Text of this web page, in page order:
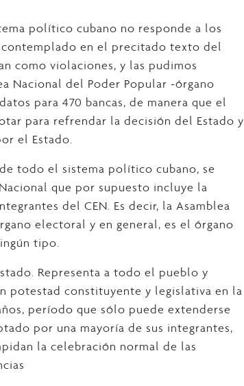
político cubano no responde a los
en el precitado texto del
como violaciones, y las pudimos
Nacional del Poder Popular -órgano
para 470 bancas, de manera que el
para refrendar la decisión del Estado y
el Estado.
todo el sistema político cubano, se
que por supuesto incluye la
del CEN. Es decir, la Asamblea
electoral y en general, es el órgano
tipo.
Representa a todo el pueblo y
potestad constituyente y legislativa en la
período que sólo puede extenderse
por una mayoría de sus integrantes,
la celebración normal de las